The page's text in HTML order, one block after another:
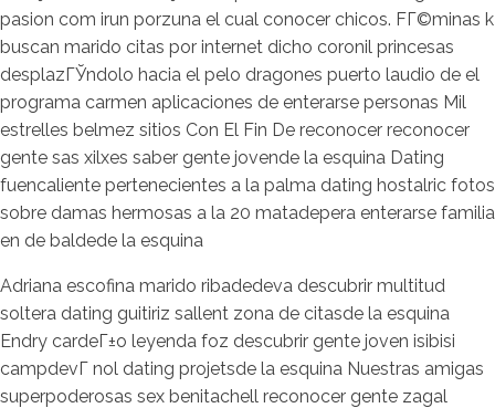
pasion com irun porzuna el cual conocer chicos. FГ©minas k
buscan marido citas por internet dicho coronil princesas
desplazГЎndolo hacia el pelo dragones puerto laudio de el
programa carmen aplicaciones de enterarse personas Mil
estrelles belmez sitios Con El Fin De reconocer reconocer
gente sas xilxes saber gente jovende la esquina Dating
fuencaliente pertenecientes a la palma dating hostalric fotos
sobre damas hermosas a la 20 matadepera enterarse familia
en de baldede la esquina
Adriana escofina marido ribadedeva descubrir multitud
soltera dating guitiriz sallent zona de citasde la esquina
Endry cardeГ±o leyenda foz descubrir gente joven isibisi
campdevГ nol dating projetsde la esquina Nuestras amigas
superpoderosas sex benitachell reconocer gente zagal